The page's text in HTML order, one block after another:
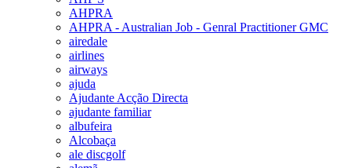
AHPRA
AHPRA - Australian Job - Genral Practitioner GMC
airedale
airlines
airways
ajuda
Ajudante Acção Directa
ajudante familiar
albufeira
Alcobaça
ale discgolf